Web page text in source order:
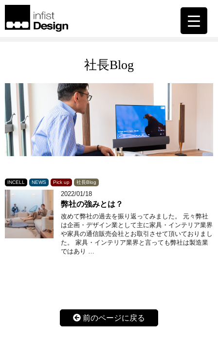
社長Blog
INCELL NEWS Pick up 社長Blog
2022/01/18
弊社の強みとは？
改めて弊社の過去を振り返ってみました。 元々弊社
は企画・デザイン業として主に家具・インテリア業界
や家具の通信販売会社とお取引させて頂いておりまし
た。 家具・インテリア業界と言っても弊社は製造業
ではあり …
前のページに戻る